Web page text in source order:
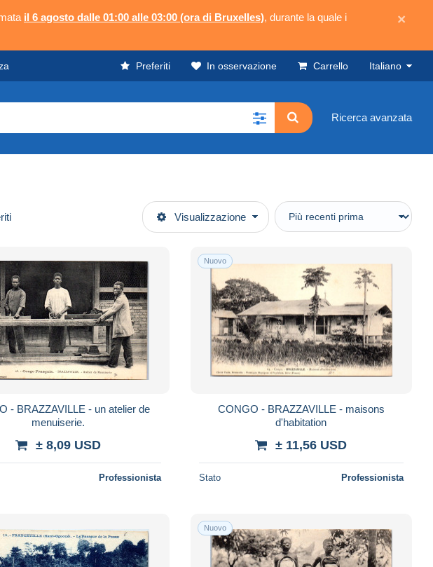
il 6 agosto dalle 01:00 alle 03:00 (ora di Bruxelles), durante la quale i
×
Preferiti In osservazione Carrello Italiano
Ricerca avanzata
Visualizzazione
- BRAZZAVILLE - un atelier de
menuiserie.
± 8,09 USD
Professionista
Nuovo
CONGO - BRAZZAVILLE - maisons
d'habitation
± 11,56 USD
Stato Professionista
Nuovo